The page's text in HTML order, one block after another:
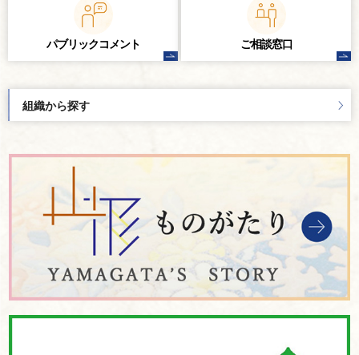
パブリックコメント ご相談窓口
組織から探す